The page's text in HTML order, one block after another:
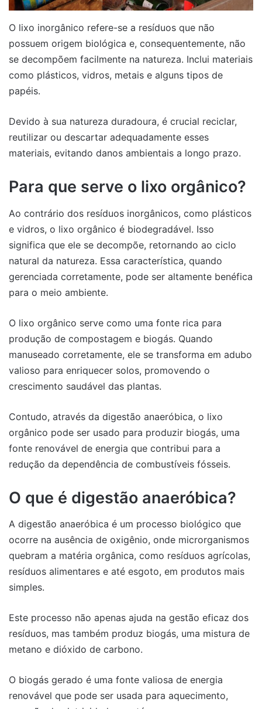
O lixo inorgânico refere-se a resíduos que não
possuem origem biológica e, consequentemente, não
se decompõem facilmente na natureza. Inclui materiais
como plásticos, vidros, metais e alguns tipos de
papéis.
Devido à sua natureza duradoura, é crucial reciclar,
reutilizar ou descartar adequadamente esses
materiais, evitando danos ambientais a longo prazo.
Para que serve o lixo orgânico?
Ao contrário dos resíduos inorgânicos, como plásticos
e vidros, o lixo orgânico é biodegradável. Isso
significa que ele se decompõe, retornando ao ciclo
natural da natureza. Essa característica, quando
gerenciada corretamente, pode ser altamente benéfica
para o meio ambiente.
O lixo orgânico serve como uma fonte rica para
produção de compostagem e biogás. Quando
manuseado corretamente, ele se transforma em adubo
valioso para enriquecer solos, promovendo o
crescimento saudável das plantas.
Contudo, através da digestão anaeróbica, o lixo
orgânico pode ser usado para produzir biogás, uma
fonte renovável de energia que contribui para a
redução da dependência de combustíveis fósseis.
O que é digestão anaeróbica?
A digestão anaeróbica é um processo biológico que
ocorre na ausência de oxigênio, onde microrganismos
quebram a matéria orgânica, como resíduos agrícolas,
resíduos alimentares e até esgoto, em produtos mais
simples.
Este processo não apenas ajuda na gestão eficaz dos
resíduos, mas também produz biogás, uma mistura de
metano e dióxido de carbono.
O biogás gerado é uma fonte valiosa de energia
renovável que pode ser usada para aquecimento,